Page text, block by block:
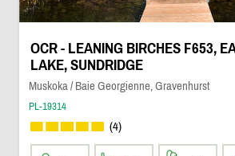
OCR - LEANING BIRCHES F653,
LAKE, SUNDRIDGE
Muskoka / Baie Georgienne, Gravenhurst
PL-19314
(4)